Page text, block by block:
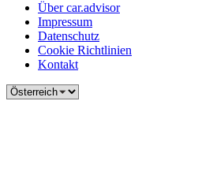
Über car.advisor
Impressum
Datenschutz
Cookie Richtlinien
Kontakt